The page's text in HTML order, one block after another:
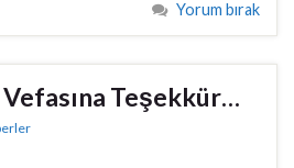
Yorum bırak
Vefasına Teşekkür…